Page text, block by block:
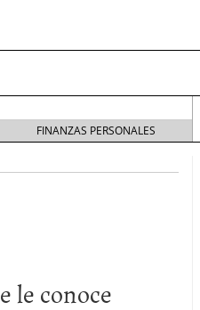
2013
FINANZAS PERSONALES
le conoce